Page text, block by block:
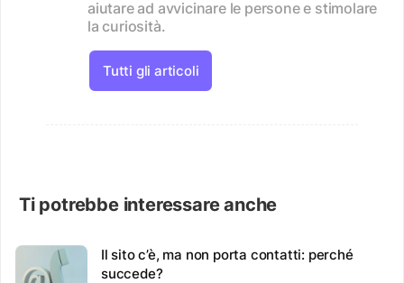
aiutare ad avvicinare le persone e stimolare
la curiosità.
Tutti gli articoli
Ti potrebbe interessare anche
Il sito c’è, ma non porta contatti: perché
succede?